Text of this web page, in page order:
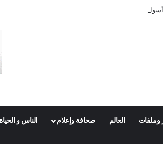
أسواق القرب المغلقة تستنفر وزارة الداخلية.. أبحاث موسعة
وملفات العالم صحافة وإعلام الناس و الحياة